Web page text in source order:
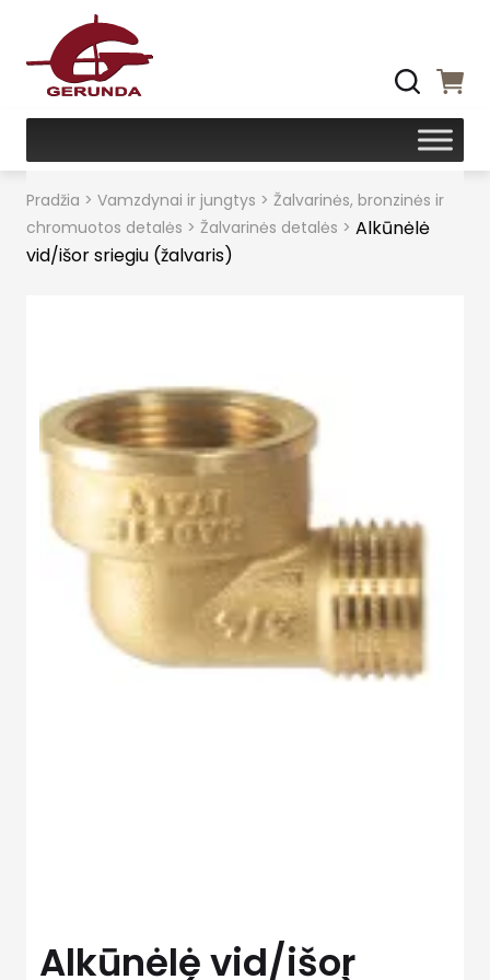
Pradžia > Vamzdynai ir jungtys > Žalvarinės, bronzinės ir
chromuotos detalės > Žalvarinės detalės > Alkūnėlė
vid/išor sriegiu (žalvaris)
Alkūnėlė vid/išor